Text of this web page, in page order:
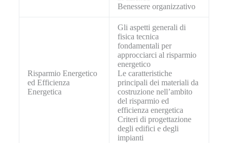
Benessere organizzativo
Risparmio Energetico
ed Efficienza
Energetica
Gli aspetti generali di
fisica tecnica
fondamentali per
approcciarci al risparmio
energetico
Le caratteristiche
principali dei materiali da
costruzione nell’ambito
del risparmio ed
efficienza energetica
Criteri di progettazione
degli edifici e degli
impianti